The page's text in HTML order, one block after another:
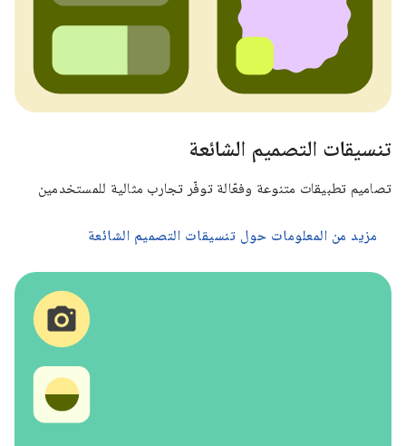
تنسيقات التصميم الشائعة
تصاميم تطبيقات متنوعة وفعّالة توفّر تجارب مثالية للمستخدمين
مزيد من المعلومات حول تنسيقات التصميم الشائعة